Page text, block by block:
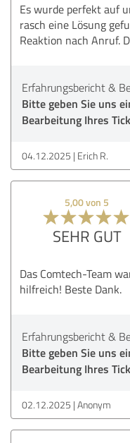
Es wurde perfekt auf
rasch eine Lösung
Reaktion nach Anruf.
Erfahrungsbericht &
Bitte geben Sie uns
Bearbeitung Ihres
04.12.2025 Erich R.
5,00 von 5
SEHR GUT
Das Comtech-Team
hilfreich! Beste Dank.
Erfahrungsbericht &
Bitte geben Sie uns
Bearbeitung Ihres
02.12.2025 Anonym